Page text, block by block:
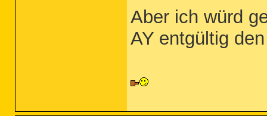
Aber ich würd
AY entgültig